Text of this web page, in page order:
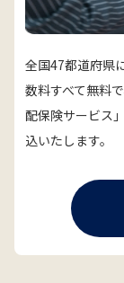
全国47都道府県
数料すべて無料
配保険サービス
込いたします。